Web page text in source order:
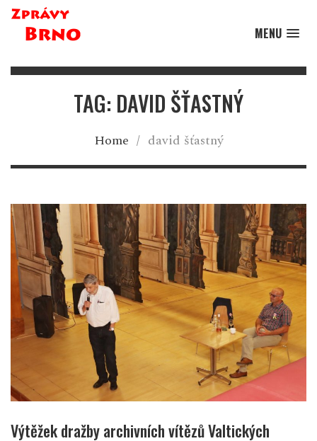
MENU
TAG: DAVID ŠŤASTNÝ
Home / david šťastný
Výtěžek dražby archivních vítězů Valtických